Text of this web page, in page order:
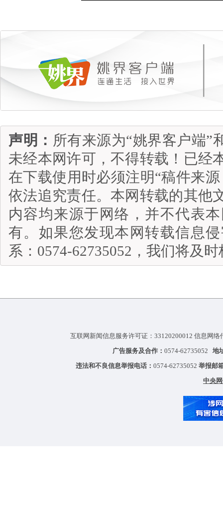
声明： 所有来源为“姚界客户端”
未经本网许可，不得转载！已经
在下载使用时必须注明“稿件来
依法追究责任。本网转载的其他
内容均来源于网络，并不代表
有。如果您发现本网转载信息
系：0574-62735052，我们将及
互联网新闻信息服务许可证：33120200012 信息网
广告服务及合作： 0574-62735052 地
违法和不良信息举报电话： 0574-62735052 举报邮
中央